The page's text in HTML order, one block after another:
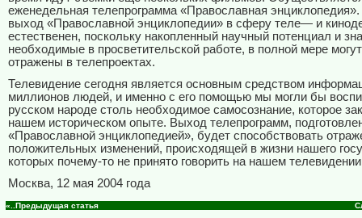
еженедельная телепрограмма «Православная энциклопедия».
выход «Православной энциклопедии» в сферу теле— и
естественен, поскольку накопленный научный потенциал и
необходимые в просветительской работе, в полной мере
отражены в телепроектах.
Телевидение сегодня является основным средством
миллионов людей, и именно с его помощью мы могли бы
русском народе столь необходимое самосознание, которое
нашем историческом опыте. Выход телепрограмм,
«Православной энциклопедией», будет способствовать
положительных изменений, происходящей в жизни нашего
которых почему-то не принято говорить на нашем
Москва, 12 мая 2004 года
«..Предыдущая статья